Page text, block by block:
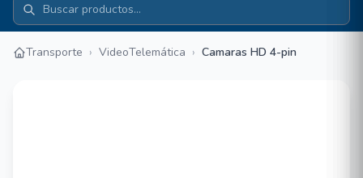
Transporte › VideoTelemática › Camaras HD 4-pin